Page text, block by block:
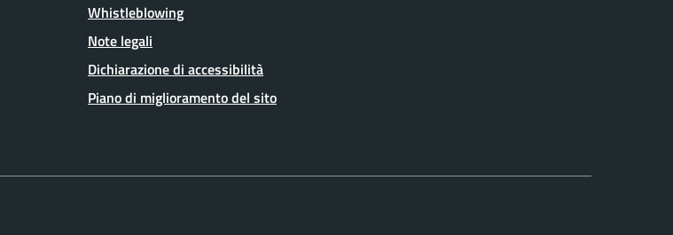
Whistleblowing
Note legali
Dichiarazione di accessibilità
Piano di miglioramento del sito